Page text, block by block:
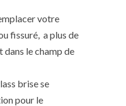
votre
fissuré, a plus de
dans le champ de
brise se
pour le